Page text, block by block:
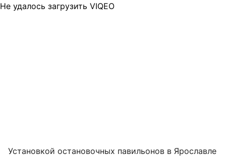
Не удалось загрузить VIQEO
Установкой остановочных павильонов в Ярославле